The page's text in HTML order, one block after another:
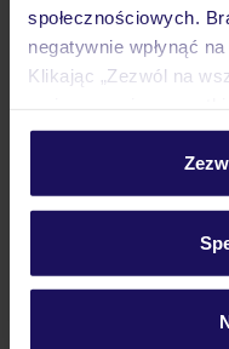
społecznościowych.
negatywnie wpłynąć
Klikając „Zezwól na
personalizować swój
Szczegółowe
Lider niskich cen